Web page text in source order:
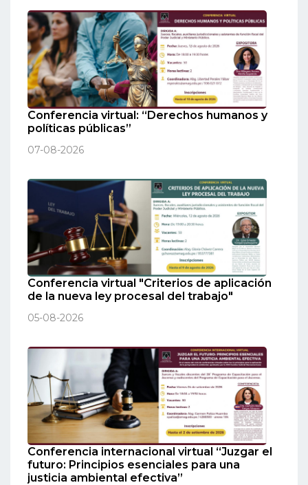
Conferencia virtual: “Derechos humanos y
políticas públicas”
07-08-2026
Conferencia virtual "Criterios de aplicación
de la nueva ley procesal del trabajo"
05-08-2026
Conferencia internacional virtual “Juzgar el
futuro: Principios esenciales para una
justicia ambiental efectiva”